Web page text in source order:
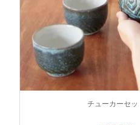
チューカーセッ